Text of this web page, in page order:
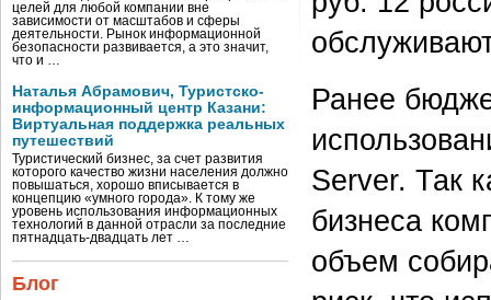
целей для любой компании вне
зависимости от масштабов и сферы
деятельности. Рынок информационной
безопасности развивается, а это значит,
что и …
Наталья Абрамович, Туристско-
информационный центр Казани:
Виртуальная поддержка реальных
путешествий
Туристический бизнес, за счет развития
которого качество жизни населения должно
повышаться, хорошо вписывается в
концепцию «умного города». К тому же
уровень использования информационных
технологий в данной отрасли за последние
пятнадцать-двадцать лет …
Блог
Ранее
Server. Так
бизнеса
объем